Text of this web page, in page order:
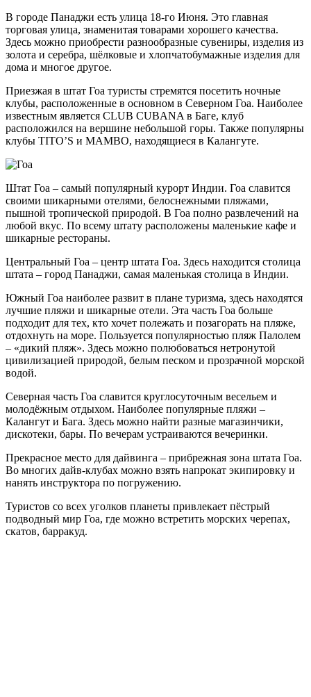
В городе Панаджи есть улица 18-го Июня. Это главная
торговая улица, знаменитая товарами хорошего качества.
Здесь можно приобрести разнообразные сувениры, изделия из
золота и серебра, шёлковые и хлопчатобумажные изделия для
дома и многое другое.
Приезжая в штат Гоа туристы стремятся посетить ночные
клубы, расположенные в основном в Северном Гоа. Наиболее
известным является CLUB CUBANA в Баге, клуб
расположился на вершине небольшой горы. Также популярны
клубы TITO’S и MAMBO, находящиеся в Калангуте.
Штат Гоа – самый популярный курорт Индии. Гоа славится
своими шикарными отелями, белоснежными пляжами,
пышной тропической природой. В Гоа полно развлечений на
любой вкус. По всему штату расположены маленькие кафе и
шикарные рестораны.
Центральный Гоа – центр штата Гоа. Здесь находится столица
штата – город Панаджи, самая маленькая столица в Индии.
Южный Гоа наиболее развит в плане туризма, здесь находятся
лучшие пляжи и шикарные отели. Эта часть Гоа больше
подходит для тех, кто хочет полежать и позагорать на пляже,
отдохнуть на море. Пользуется популярностью пляж Палолем
– «дикий пляж». Здесь можно полюбоваться нетронутой
цивилизацией природой, белым песком и прозрачной морской
водой.
Северная часть Гоа славится круглосуточным весельем и
молодёжным отдыхом. Наиболее популярные пляжи –
Калангут и Бага. Здесь можно найти разные магазинчики,
дискотеки, бары. По вечерам устраиваются вечеринки.
Прекрасное место для дайвинга – прибрежная зона штата Гоа.
Во многих дайв-клубах можно взять напрокат экипировку и
нанять инструктора по погружению.
Туристов со всех уголков планеты привлекает пёстрый
подводный мир Гоа, где можно встретить морских черепах,
скатов, барракуд.